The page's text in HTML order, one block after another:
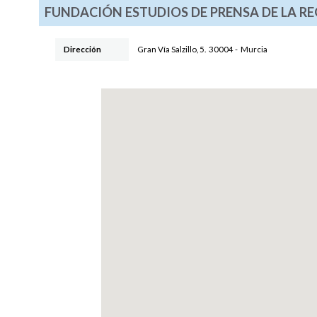
FUNDACIÓN ESTUDIOS DE PRENSA DE LA
Dirección Gran Vía Salzillo, 5 30004- Murcia